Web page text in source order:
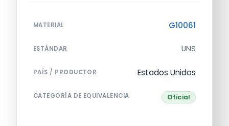
MATERIAL G10061
ESTÁNDAR UNS
PAÍS / PRODUCTOR Estados Unidos
CATEGORÍA DE EQUIVALENCIA Oficial